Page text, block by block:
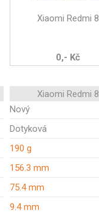
Xiaomi Redmi 8
0,- Kč
Xiaomi Redmi 8
Nový
Dotyková
190 g
156.3 mm
75.4 mm
9.4 mm